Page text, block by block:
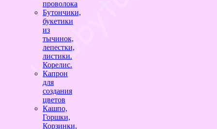
проволока
Бутончики,
букетики
из
тычинок,
лепестки,
листики.
Корелис.
Капрон
для
создания
цветов
Кашпо,
Горшки,
Корзинки,